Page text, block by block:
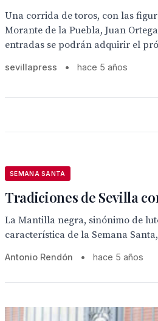
Una corrida de toros, con las
Morante de la Puebla, Juan
entradas se podrán adquirir el
sevillapress • hace 5 años
SEMANA SANTA
Tradiciones de Sevilla
La Mantilla negra, sinónimo de
característica de la Semana Santa,
Antonio Rendón • hace 5 años